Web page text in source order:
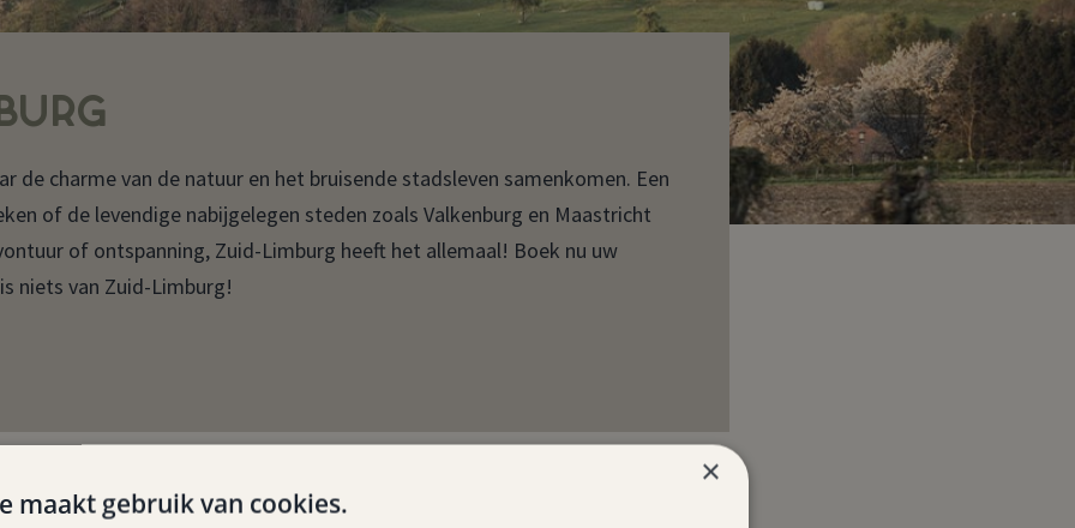
de charme van de natuur en het bruisende stadsleven samenkomen. Een
of de levendige nabijgelegen steden zoals Valkenburg en Maastricht
of ontspanning, Zuid-Limburg heeft het allemaal! Boek nu uw
niets van Zuid-Limburg!
×
maakt gebruik van cookies.